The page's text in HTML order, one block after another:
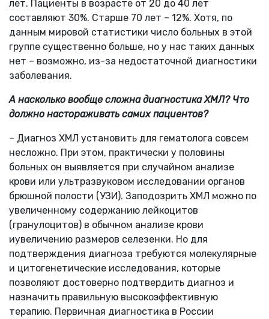
лет. Пациенты в возрасте от 20 до 40 лет
составляют 30%. Старше 70 лет – 12%. Хотя, по
данным мировой статистики число больных в этой
группе существенно больше, но у нас таких данных
нет – возможно, из-за недостаточной диагностики
заболевания.
А насколько вообще сложна диагностика ХМЛ? Что
должно настораживать самих пациентов?
– Диагноз ХМЛ установить для гематолога совсем
несложно. При этом, практически у половины
больных он выявляется при случайном анализе
крови или ультразвуковом исследовании органов
брюшной полости (УЗИ). Заподозрить ХМЛ можно по
увеличенному содержанию лейкоцитов
(гранулоцитов) в обычном анализе крови
иувеличению размеров селезенки. Но для
подтверждения диагноза требуются молекулярные
и цитогенетические исследования, которые
позволяют достоверно подтвердить диагноз и
назначить правильную высокоэффективную
терапию. Первичная диагностика в России